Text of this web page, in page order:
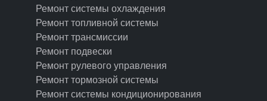
Ремонт системы охлаждения
Ремонт топливной системы
Ремонт трансмиссии
Ремонт подвески
Ремонт рулевого управления
Ремонт тормозной системы
Ремонт системы кондиционирования